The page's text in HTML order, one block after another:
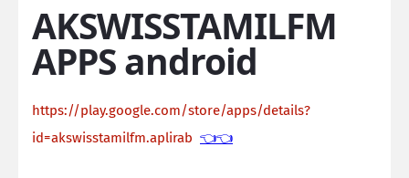
AKSWISSTAMILFM
APPS android
https://play.google.com/store/apps/details?
id=akswisstamilfm.aplirab 👈👈